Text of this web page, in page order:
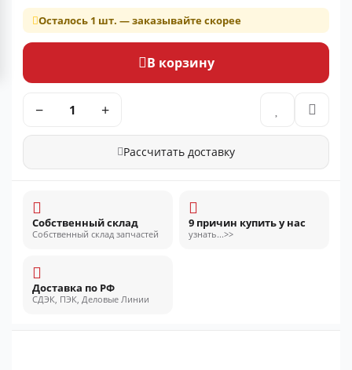
Осталось 1 шт. — заказывайте скорее
В корзину
− +
Рассчитать доставку
Собственный склад
Собственный склад запчастей
9 причин купить у нас
узнать...>>
Доставка по РФ
СДЭК, ПЭК, Деловые Линии